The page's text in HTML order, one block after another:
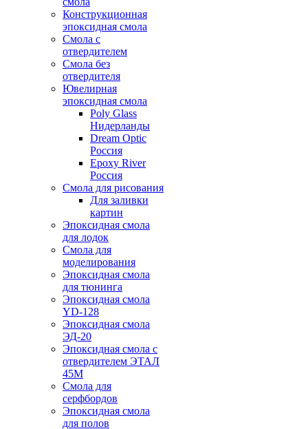
Конструкционная
эпоксидная смола
Смола с
отвердителем
Смола без
отвердителя
Ювелирная
эпоксидная смола
Poly Glass
Нидерланды
Dream Optic
Россия
Epoxy River
Россия
Смола для рисования
Для заливки
картин
Эпоксидная смола
для лодок
Смола для
моделирования
Эпоксидная смола
для тюнинга
Эпоксидная смола
YD-128
Эпоксидная смола
ЭД-20
Эпоксидная смола с
отвердителем ЭТАЛ
45М
Смола для
серфбордов
Эпоксидная смола
для полов